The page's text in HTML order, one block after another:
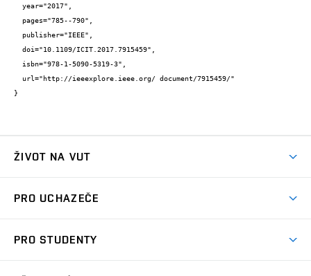
}
ŽIVOT NA VUT
Koleje
PRO UCHAZEČE
PRO STUDENTY